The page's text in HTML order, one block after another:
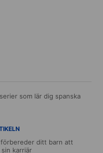
som lär dig spanska
ditt barn att
sin karriär